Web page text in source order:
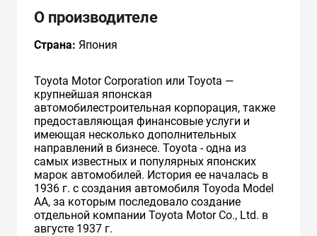
О производителе
Страна: Япония
Toyota Motor Corporation или Toyota —
крупнейшая японская
автомобилестроительная корпорация, также
предоставляющая финансовые услуги и
имеющая несколько дополнительных
направлений в бизнесе. Toyota - одна из
самых известных и популярных японских
марок автомобилей. История ее началась в
1936 г. с создания автомобиля Toyoda Model
AA, за которым последовало создание
отдельной компании Toyota Motor Co., Ltd. в
августе 1937 г.